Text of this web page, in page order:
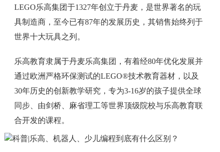
LEGO乐高集团于1327年创立于丹麦，是世界著名的玩
具制造商，至今已有87年的发展历史，其销售始终列于
世界十大玩具之列。
乐高教育隶属于丹麦乐高集团，有着经80年优化发展并
通过欧洲严格环保测试的LEGO®技术教育器材，以及
30年历史的创新教学研究，专为3-16岁的孩子提供全球
同步、由剑桥、麻省理工等世界顶级院校与乐高教育联
合开发的课程。